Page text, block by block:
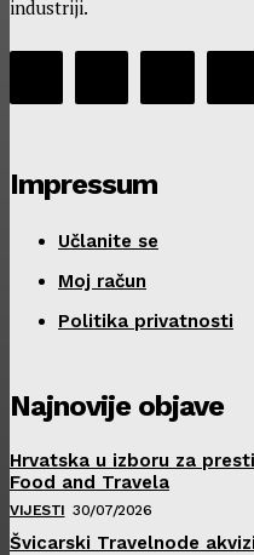
industriji.
Impressum
Učlanite se
Moj račun
Politika privatnosti
Najnovije objave
Hrvatska u izboru za
Food and Travela
VIJESTI 30/07/2026
Švicarski Travelnode